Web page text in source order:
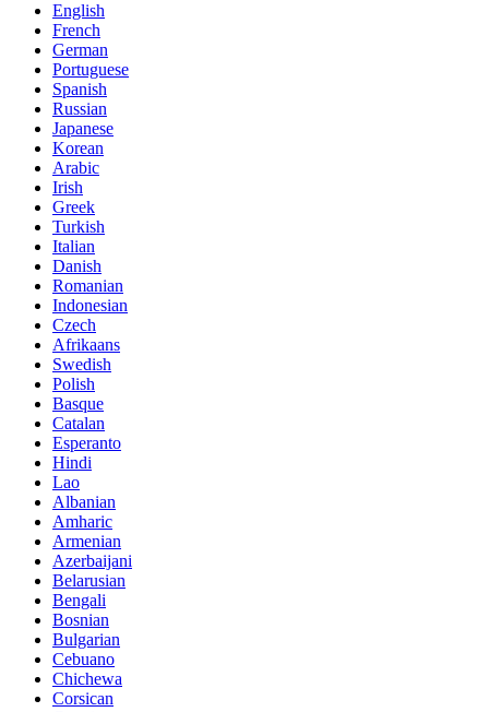
English
French
German
Portuguese
Spanish
Russian
Japanese
Korean
Arabic
Irish
Greek
Turkish
Italian
Danish
Romanian
Indonesian
Czech
Afrikaans
Swedish
Polish
Basque
Catalan
Esperanto
Hindi
Lao
Albanian
Amharic
Armenian
Azerbaijani
Belarusian
Bengali
Bosnian
Bulgarian
Cebuano
Chichewa
Corsican